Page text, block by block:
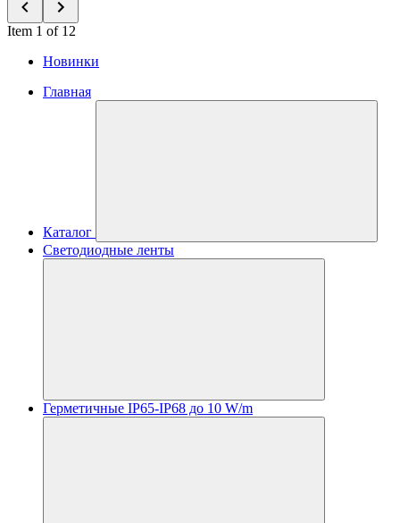
Item 1 of 12
Новинки
Главная
Каталог
Светодиодные ленты
Герметичные IP65-IP68 до 10 W/m